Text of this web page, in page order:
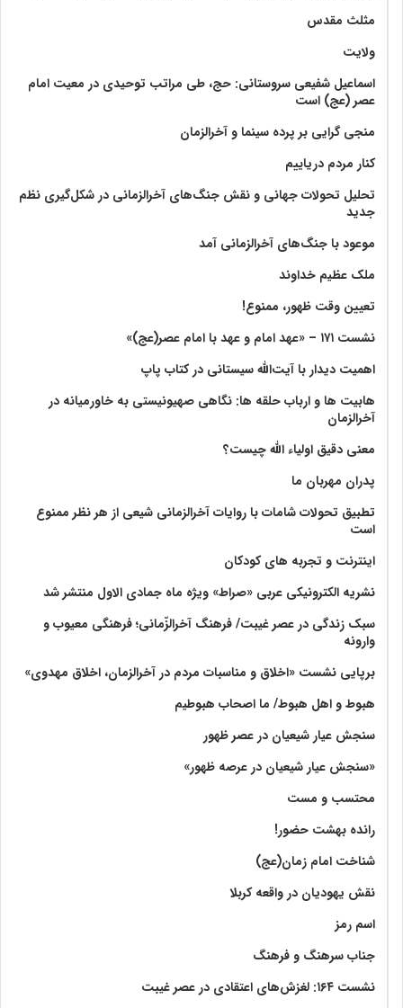
مثلث مقدس
ولايت‏
اسماعیل شفیعی سروستانی: حج، طی مراتب توحیدی در معیت امام
عصر (عج) است
منجی گرایی بر پرده سینما و آخرالزمان
کنار مردم دریاییم
تحلیل تحولات جهانی و نقش جنگ‌های آخرالزمانی در شکل‌گیری نظم
جدید
موعود با جنگ‌های آخرالزمانی آمد
ملک عظیم خداوند
تعیین وقت ظهور، ممنوع!
نشست ۱۷۱ – «عهد امام و عهد با امام عصر(عج)»
اهمیت دیدار با آیت‌الله سیستانی در کتاب پاپ
هابیت ها و ارباب حلقه ها: نگاهی صهیونیستی به خاورمیانه در
آخرالزمان
معنی دقیق اولیاء الله چیست؟
پدران مهربان ما
تطبیق تحولات شامات با روایات آخرالزمانی شیعی از هر نظر ممنوع
است
اینترنت و تجربه های کودکان
نشریه الکترونیکی عربی «صراط» ویژه ماه جمادی الاول منتشر شد
سبک زندگی در عصر غیبت/ فرهنگ آخرالزّمانی؛ فرهنگی معیوب و
وارونه
برپایی نشست «اخلاق و مناسبات مردم در آخرالزمان، اخلاق مهدوی»
هبوط و اهل هبوط/ ما اصحاب هبوطیم
سنجش عیار شیعیان در عصر ظهور
«سنجش عیار شیعیان در عرصه ظهور»
محتسب و مست
رانده بهشت‌ حضور!
شناخت امام زمان(عج)
نقش یهودیان در واقعه کربلا
اسم رمز
جناب سرهنگ و فرهنگ
نشست ۱۶۴: لغزش‌های اعتقادی در عصر غیبت